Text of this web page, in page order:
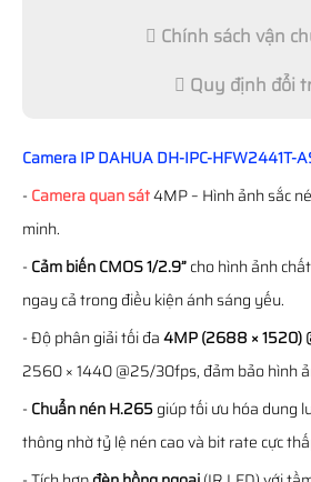
Chính sách vận
Quy định đổi
Camera IP DAHUA DH-IPC-HFW2441T-
- Camera quan sát4MP – Hình ảnh sắc
minh.
- Cảm biến CMOS 1/2.9”cho hình ảnh
ngay cả trong điều kiện ánh sáng yếu.
- Độ phân giải tối đa4MP (2688 × 1520)
2560 × 1440 @25/30fps, đảm bảo hình
- Chuẩn nén H.265giúp tối ưu hóa dung
thông nhờ tỷ lệ nén cao và bit rate cực